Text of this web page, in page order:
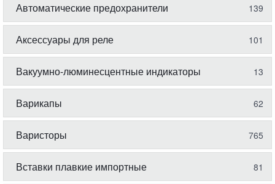
Автоматические предохранители 139
Аксессуары для реле 101
Вакуумно-люминесцентные индикаторы 13
Варикапы 62
Варисторы 765
Вставки плавкие импортные 81